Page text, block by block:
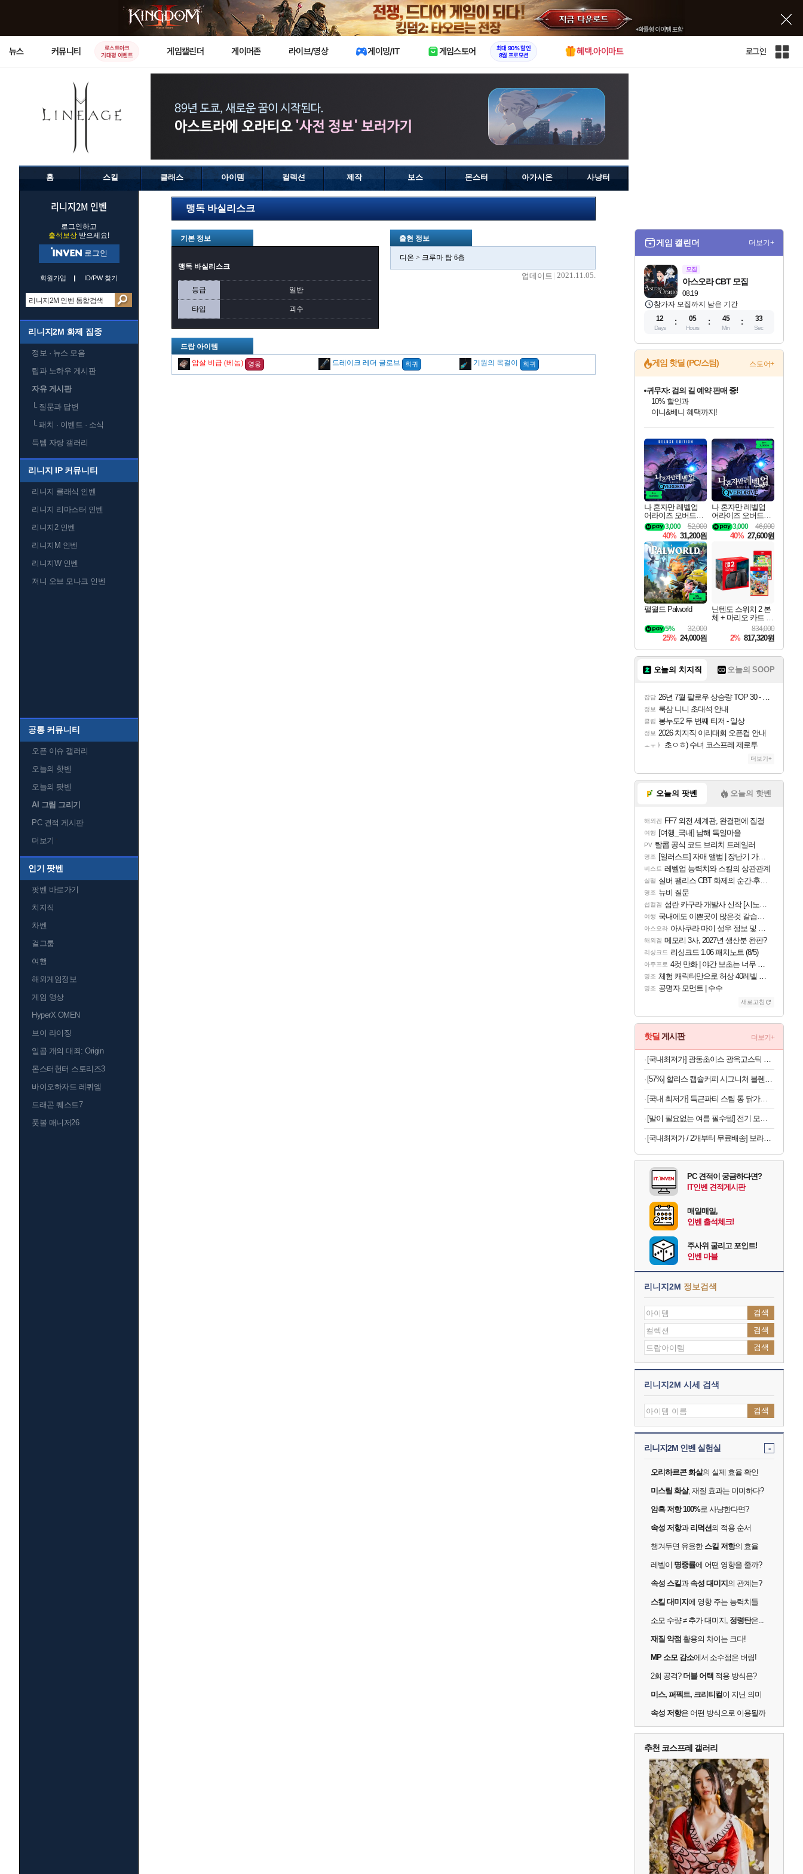
X
뉴스 커뮤니티
로스트아크
기대평 이벤트
게임캘린더 게이머존 라이브/영상 게이밍/IT 게임스토어
최대 90% 할인
8월 프로모션
혜택.아이마트 로그인
인
홈 스킬 클래스 아이템 컬렉션 제작 보스 몬스터 아가시온 사냥터
리니지2M 인벤
로그인하고
출석보상 받으세요!
로그인
회원가입 ID/PW 찾기
리니지2M 화제 집중
정보 · 뉴스 모음
팁과 노하우 게시판
자유 게시판
└질문과 답변
└패치 · 이벤트 · 소식
득템 자랑 갤러리
리니지 IP 커뮤니티
리니지 클래식 인벤
리니지 리마스터 인벤
리니지2 인벤
리니지M 인벤
리니지W 인벤
저니 오브 모나크 인벤
공통 커뮤니티
오픈 이슈 갤러리
오늘의 핫벤
오늘의 팟벤
AI 그림 그리기
PC 견적 게시판
더보기
인기 팟벤
팟벤 바로가기
치지직
차벤
걸그룹
여행
해외게임정보
게임 영상
HyperX OMEN
브이 라이징
일곱 개의 대죄: Origin
몬스터헌터 스토리즈3
바이오하자드 레퀴엠
드래곤 퀘스트7
풋볼 매니저26
맹독 바실리스크
기본 정보
맹독 바실리스크
등급 일반
타입 괴수
출현 정보
디온 > 크루마 탑 6층
업데이트 2021.11.05.
드랍 아이템
암살 비급 (베놈)
영웅 드레이크 레더 글로브 희귀 기원의 목걸이 희귀
게임 캘린더 더보기+
모집
08.19
아스오라 CBT 모집
참가자 모집까지 남은 기간
12
Days
05
Hours
45
Min
32
Sec
게임 핫딜 (PC/스팀) 스토어+
최대 90% 할인가를 만나보세요!
네이버혜택과 함께 만나보세요!
50%할인&추가 적립까지!
10% 할인과
이니&베니 혜택까지!
네이버 혜택가와 함께 예약하세요!
할인&네이버혜택으로 만나보세요!
네이버페이 혜택과 만나보세요!
40주년 프로모션으로 만나보세요!
네이버 포인트 혜택까지!
할인가에 만나보세요!
일부 에디션 상시 할인!
혜택으로 예약 판매 중
편안하게 충전하세요
나 혼자만 레벨업
어라이즈 오버드라
이브 디럭스 에디션
Solo Leveling Arise
Overdrive Deluxe Edi
tion
52,000
3,000
40% 31,200원
나 혼자만 레벨업
어라이즈 오버드라
이브 Solo Leveling A
rise
46,000
3,000
40% 27,600원
팰월드 Palworld
32,000
5%
25% 24,000원
닌텐도 스위치 2 본
체 + 마리오 카트 월
드 + 포켓몬 포코피
아 번들
834,000
2% 817,320원
오늘의 치지직 오늘의 SOOP
잡담 26년 7월 팔로우 상승량 TOP 30 - 월간 치지직
정보 룩삼 니니 초대석 안내
클립 봉누도2 두 번째 티저 - 일상
정보 2026 치지직 이리대회 오픈컵 안내
ㅗㅜㅑ 초ㅇㅎ) 수녀 코스프레 제로투
더보기+
오늘의 팟벤 오늘의 핫벤
해외겜 FF7 외전 세계관, 완결편에 집결
여행 [여행_국내] 남해 독일마을
PV 탈콥 공식 코드 브리치 트레일러
명조 [일러스트] 자매 앨범 | 장난기 가득한 오후의 공원 (리메이크판)
비스트 레벨업 능력치와 스킬의 상관관계
실팰 실버 팰리스 CBT 화제의 순간·후기 모음
명조 뉴비 질문
섭컬겜 섬란 카구라 개발사 신작 [시노비 넥서스] 연내 출시 예정
여행 국내에도 이쁜곳이 많은것 같습니다
아스오라 아사쿠라 마이 성우 정보 및 주요 필모
해외겜 메모리 3사, 2027년 생산분 완판?
리싱크드 리싱크드 1.06 패치노트 (8/5)
아주프로 4컷 만화 | 야간 보초는 너무 힘들어
명조 체험 캐릭터만으로 허상 40레벨 하이와티아 5분 컷!｜에이메스·린네·모니에 명함
명조 공명자 모먼트 | 수수
새로고침
핫딜 게시판 더보기+
[국내최저가] 광동초이스 광옥고스틱 산삼배양근 30포
[57%] 할리스 캡슐커피 시그니처 블렌드, 5g, 10개입, 10개
[국내 최저가] 득근파티 스팀 통 닭가슴살 6종 혼합 x 30팩
[말이 필요없는 여름 필수템] 전기 모기채 x 2개
[국내최저가 / 2개부터 무료배송] 보라톡스 보라효소101 곡물발효효소 프로바이오틱스 30포
PC 견적이 궁금하다면?
IT인벤 견적게시판
매일매일,
인벤 출석체크!
주사위 굴리고 포인트!
인벤 마블
리니지2M 정보검색
검색
검색
검색
리니지2M 시세 검색
검색
리니지2M 인벤 실험실 -
오리하르콘 화살의 실제 효율 확인
미스릴 화살, 재질 효과는 미미하다?
암흑 저항 100%로 사냥한다면?
속성 저항과 리덕션의 적용 순서
챙겨두면 유용한 스킬 저항의 효율
레벨이 명중률에 어떤 영향을 줄까?
속성 스킬과 속성 대미지 의 관계는?
스킬 대미지 에 영향 주는 능력치들
소모 수량 ≠ 추가 대미지, 정령탄은...
재질 약점 활용의 차이는 크다!
MP 소모 감소에서 소수점은 버림!
2회 공격? 더블 어택 적용 방식은?
미스, 퍼펙트, 크리티컬이 지닌 의미
속성 저항은 어떤 방식으로 이용될까
추천 코스프레 갤러리